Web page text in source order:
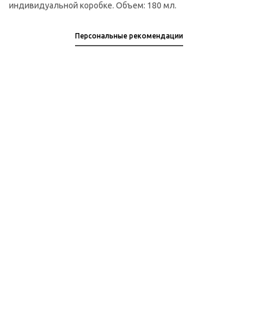
индивидуальной коробке. Объем: 180 мл.
Персональные рекомендации